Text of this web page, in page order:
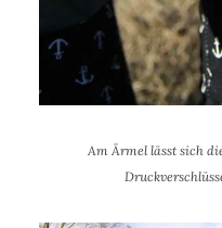
Am Ärmel lässt sich